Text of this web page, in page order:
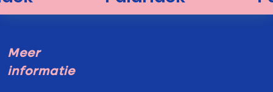
Meer
informatie